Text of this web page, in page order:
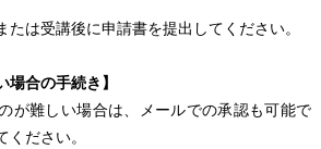
たは受講後に申請書を提出してください。
場合の手続き】
が難しい場合は、メールでの承認も可能で
ださい。